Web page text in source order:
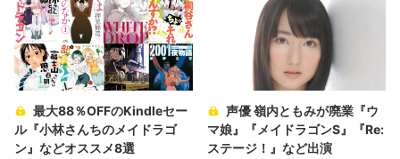
最大88％OFFのKindleセー
ル『小林さんちのメイドラゴ
ン』などオススメ8選
声優 嶺内ともみが廃業『ウ
マ娘』『メイドラゴンS』『Re:
ステージ！』など出演